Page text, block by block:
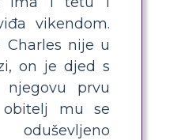
vikendom.
Charles nije u
on je djed s
njegovu prvu
mu se